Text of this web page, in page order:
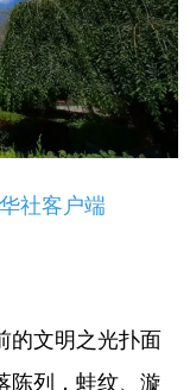
社客户端
文明之光扑面
陈列，蛙纹、漩